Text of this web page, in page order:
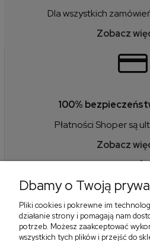
Dla wszystkich
Zobacz
100%
Płatności Shoper są
Zobacz
14 dni na
Zwróć towar do 14 dni bez
Dbamy o Twoją
Pliki cookies i pokrewne im
działanie strony i pomagają nam
potrzeb. Możesz zaakceptować
wszystkich tych plików i przejść do